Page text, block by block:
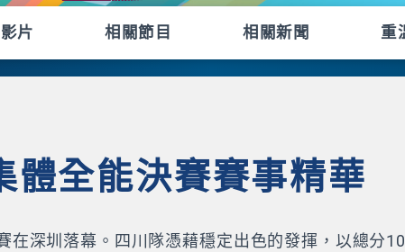
片 相關節目 相關新聞 重
體全能決賽賽事精華
在深圳落幕。四川隊憑藉穩定出色的發揮，以總分